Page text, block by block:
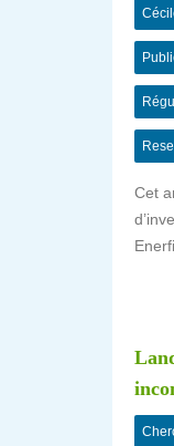
Cet